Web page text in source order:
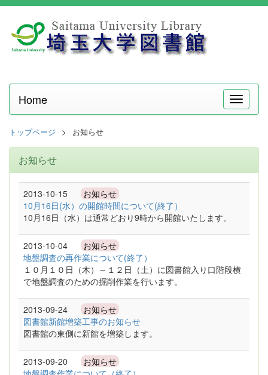
メ
ニ
Home
トップページ お知らせ
お知らせ
2013-10-15 お知らせ
10月16日(水）の開館時間について(終了）
10月16日（水）は通常どおり9時から開館いたします。
2013-10-04 お知らせ
地盤調査の再作業について(終了）
１０月１０日（木）～１２日（土）に図書館入り口階段横
で地盤調査のための掘削作業を行います。
2013-09-24 お知らせ
図書館新館増築工事のお知らせ
図書館の東側に新館を増築します。
2013-09-20 お知らせ